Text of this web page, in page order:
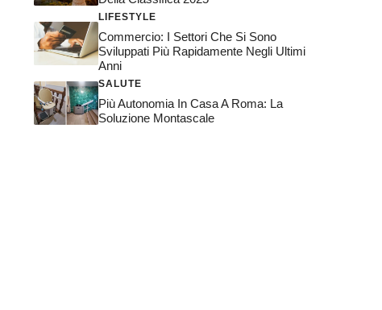
LIFESTYLE
Commercio: I Settori Che Si Sono
Sviluppati Più Rapidamente Negli Ultimi
Anni
SALUTE
Più Autonomia In Casa A Roma: La
Soluzione Montascale